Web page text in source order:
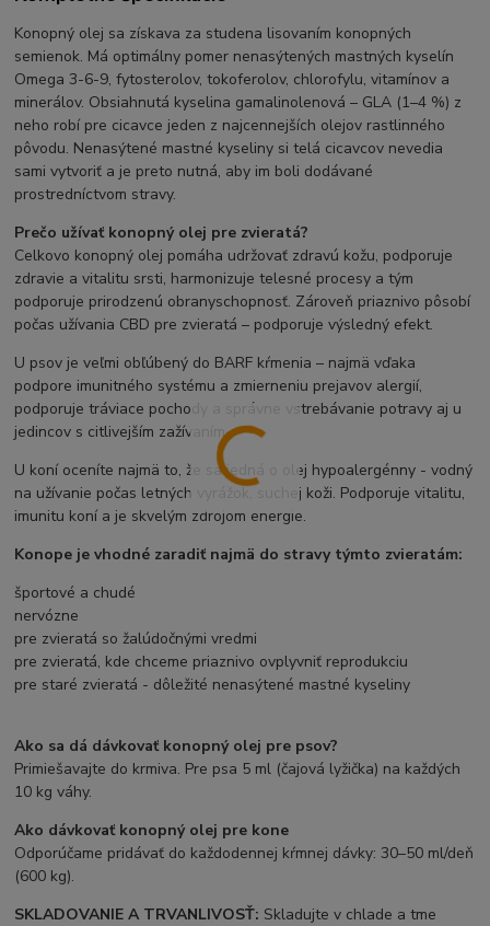
Konopný olej sa získava za studena lisovaním konopných
semienok. Má optimálny pomer nenasýtených mastných kyselín
Omega 3-6-9, fytosterolov, tokoferolov, chlorofylu, vitamínov a
minerálov. Obsiahnutá kyselina gamalinolenová – GLA (1–4 %) z
neho robí pre cicavce jeden z najcennejších olejov rastlinného
pôvodu. Nenasýtené mastné kyseliny si telá cicavcov nevedia
sami vytvoriť a je preto nutná, aby im boli dodávané
prostredníctvom stravy.
Prečo užívať konopný olej pre zvieratá?
Celkovo konopný olej pomáha udržovať zdravú kožu, podporuje
zdravie a vitalitu srsti, harmonizuje telesné procesy a tým
podporuje prirodzenú obranyschopnosť. Zároveň priaznivo pôsobí
počas užívania CBD pre zvieratá – podporuje výsledný efekt.
U psov je veľmi obľúbený do BARF kŕmenia – najmä vďaka
podpore imunitného systému a zmierneniu prejavov alergií,
podporuje tráviace pochody a správne vstrebávanie potravy aj u
jedincov s citlivejším zažívaním.
U koní oceníte najmä to, že sa jedná o olej hypoalergénny - vodný
na užívanie počas letných vyrážok, suchej koži. Podporuje vitalitu,
imunitu koní a je skvelým zdrojom energie.
Konope je vhodné zaradiť najmä do stravy týmto zvieratám:
športové a chudé
nervózne
pre zvieratá so žalúdočnými vredmi
pre zvieratá, kde chceme priaznivo ovplyvniť reprodukciu
pre staré zvieratá - dôležité nenasýtené mastné kyseliny
Ako sa dá dávkovať konopný olej pre psov?
Primiešavajte do krmiva. Pre psa 5 ml (čajová lyžička) na každých
10 kg váhy.
Ako dávkovať konopný olej pre kone
Odporúčame pridávať do každodennej kŕmnej dávky: 30–50 ml/deň
(600 kg).
SKLADOVANIE A TRVANLIVOSŤ: Skladujte v chlade a tme